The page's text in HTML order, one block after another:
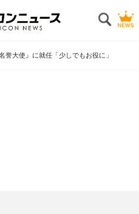
誉大使』に就任「少しでもお役に」